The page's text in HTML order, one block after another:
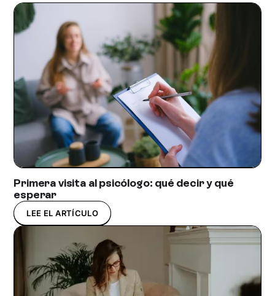
Primera visita al psicólogo: qué decir y qué
esperar
LEE EL ARTÍCULO